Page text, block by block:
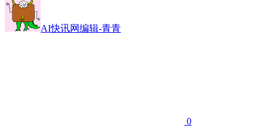
AI快讯网编辑-青青
0